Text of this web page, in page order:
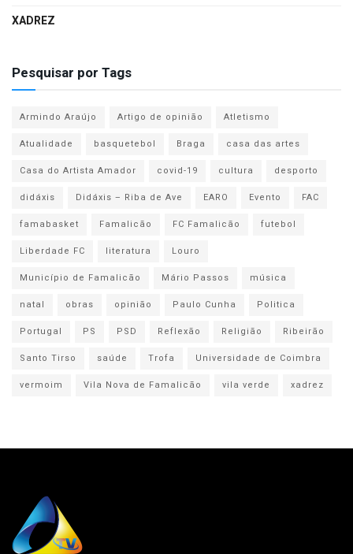
XADREZ
Pesquisar por Tags
Armindo Araújo Artigo de opinião
Atletismo
Atualidade
basquetebol Braga
casa das artes
Casa do Artista Amador
covid-19 cultura
desporto
didáxis
Didáxis – Riba de Ave EARO Evento
FAC
famabasket
Famalicão FC Famalicão
futebol
Liberdade FC
literatura
Louro
Município de Famalicão
Mário Passos
música
natal
obras opinião Paulo Cunha
Politica
Portugal
PS PSD Reflexão Religião
Ribeirão
Santo Tirso
saúde Trofa
Universidade de Coimbra
vermoim
Vila Nova de Famalicão vila verde xadrez